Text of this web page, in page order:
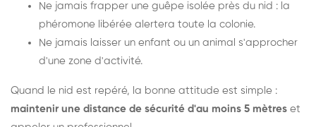
Ne jamais frapper une guêpe isolée près du nid : la
phéromone libérée alertera toute la colonie.
Ne jamais laisser un enfant ou un animal s'approcher
d'une zone d'activité.
Quand le nid est repéré, la bonne attitude est simple :
maintenir une distance de sécurité d'au moins 5 mètres et